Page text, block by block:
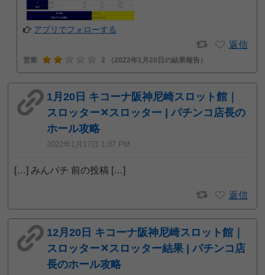
アプリでフォローする
返信
営業 2 （2022年1月20日の結果報告）
1月20日 キコーナ阪神尼崎スロット館｜
スロッター✕スロッター | パチンコ店長の
ホール攻略
2022年1月17日 1:07 PM
[…] みんパチ 前の投稿 […]
返信
12月20日 キコーナ阪神尼崎スロット館｜
スロッター✕スロッター結果 | パチンコ店
長のホール攻略